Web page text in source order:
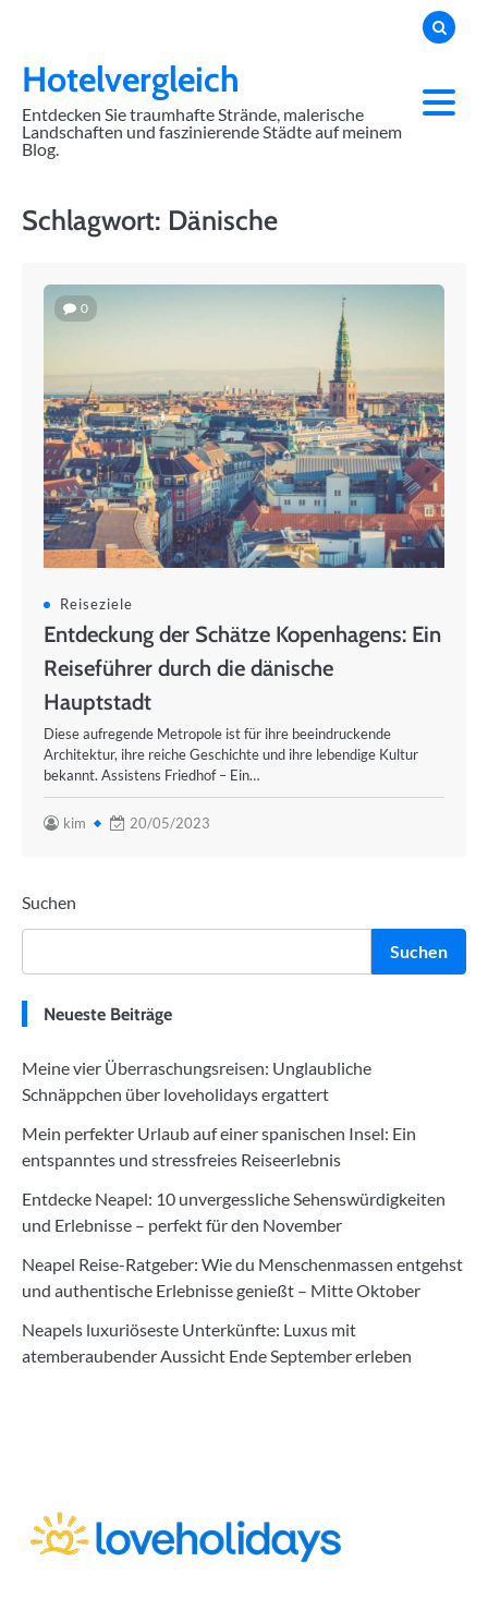
contentHotelvergleich
Entdecken Sie traumhafte Strände, malerische
Landschaften und faszinierende Städte auf meinem
Blog.
Schlagwort: Dänische
0
Reiseziele
Entdeckung der Schätze Kopenhagens: Ein
Reiseführer durch die dänische
Hauptstadt
Diese aufregende Metropole ist für ihre beeindruckende
Architektur, ihre reiche Geschichte und ihre lebendige Kultur
bekannt. Assistens Friedhof – Ein…
kim 20/05/2023
Suchen
Suchen
Neueste Beiträge
Meine vier Überraschungsreisen: Unglaubliche
Schnäppchen über loveholidays ergattert
Mein perfekter Urlaub auf einer spanischen Insel: Ein
entspanntes und stressfreies Reiseerlebnis
Entdecke Neapel: 10 unvergessliche Sehenswürdigkeiten
und Erlebnisse – perfekt für den November
Neapel Reise-Ratgeber: Wie du Menschenmassen entgehst
und authentische Erlebnisse genießt – Mitte Oktober
Neapels luxuriöseste Unterkünfte: Luxus mit
atemberaubender Aussicht Ende September erleben